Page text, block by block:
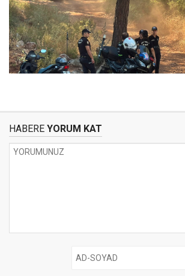
HABERE YORUM KAT